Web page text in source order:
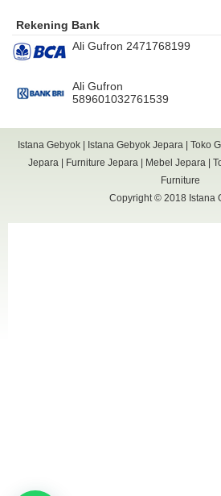
Rekening Bank
Ali Gufron 2471768199
Ali Gufron
589601032761539
Istana Gebyok| Istana Gebyok Jepara Toko
Jepara
Furniture Jepara Mebel Jepara
Furniture
Copyright © 2018 Istana